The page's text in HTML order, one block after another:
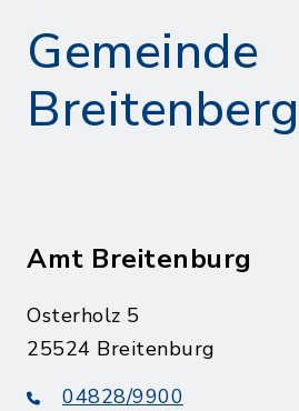
Gemeinde
Breitenberg
Amt Breitenburg
Osterholz 5
25524 Breitenburg
04828/9900